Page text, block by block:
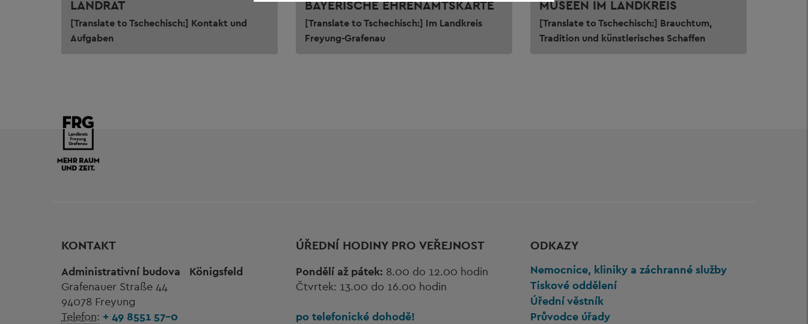
LANDRAT
[Translate to Tschechisch:] Kontakt und
Aufgaben
BAYERISCHE EHRENAMTSKARTE
[Translate to Tschechisch:] Im Landkreis
Freyung-Grafenau
MUSEEN IM LANDKREIS
[Translate to Tschechisch:] Brauchtum,
Tradition und künstlerisches Schaffen
KONTAKT
Administrativní budova
Königsfeld
Grafenauer Straße 44
94078 Freyung
Telefon: + 49 8551 57-0
ÚŘEDNÍ HODINY PRO VEŘEJNOST
Pondělí až pátek: 8.00 do 12.00 hodin
Čtvrtek: 13.00 do 16.00 hodin
po telefonické dohodě!
ODKAZY
Nemocnice, kliniky a záchranné služby
Tiskové oddělení
Úřední věstník
Průvodce úřady